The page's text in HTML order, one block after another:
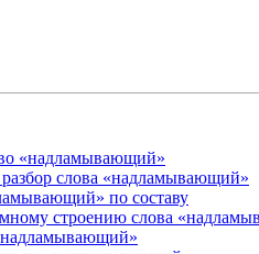
«надламывающий»
слова «надламывающий»
по составу
строению слова